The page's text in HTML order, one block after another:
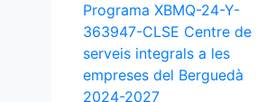
Programa XBMQ-24-Y-
363947-CLSE Centre de
serveis integrals a les
empreses del Berguedà
2024-2027